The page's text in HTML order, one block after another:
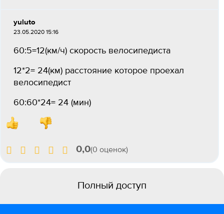
yuluto
23.05.2020 15:16
60:5=12(км/ч) скорость велосипедиста
12*2= 24(км) расстояние которое проехал
велосипедист
60:60*24= 24 (мин)
0,0(0 оценок)
Полный доступ